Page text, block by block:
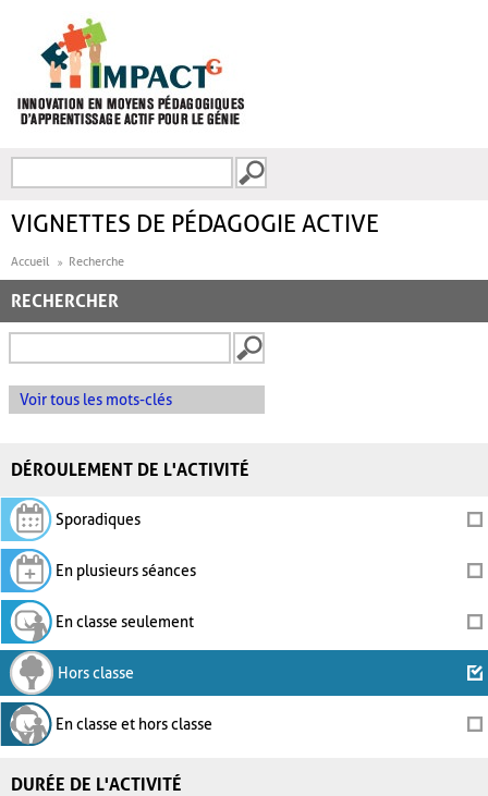
FORMULAIRE DE
VIGNETTES DE PÉDAGOGIE ACTIVE
Accueil Recherche
RECHERCHER
Voir tous les mots-clés
DÉROULEMENT DE L'ACTIVITÉ
Sporadiques
En plusieurs séances
En classe seulement
Hors classe
En classe et hors classe
DURÉE DE L'ACTIVITÉ